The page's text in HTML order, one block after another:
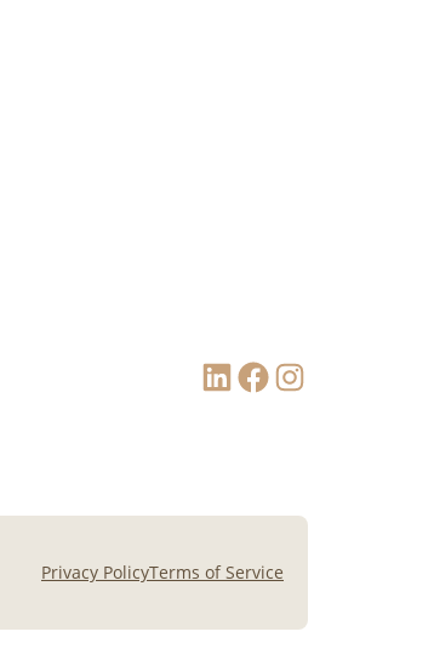
LinkedIn Facebook Instagram
Privacy PolicyTerms of Service